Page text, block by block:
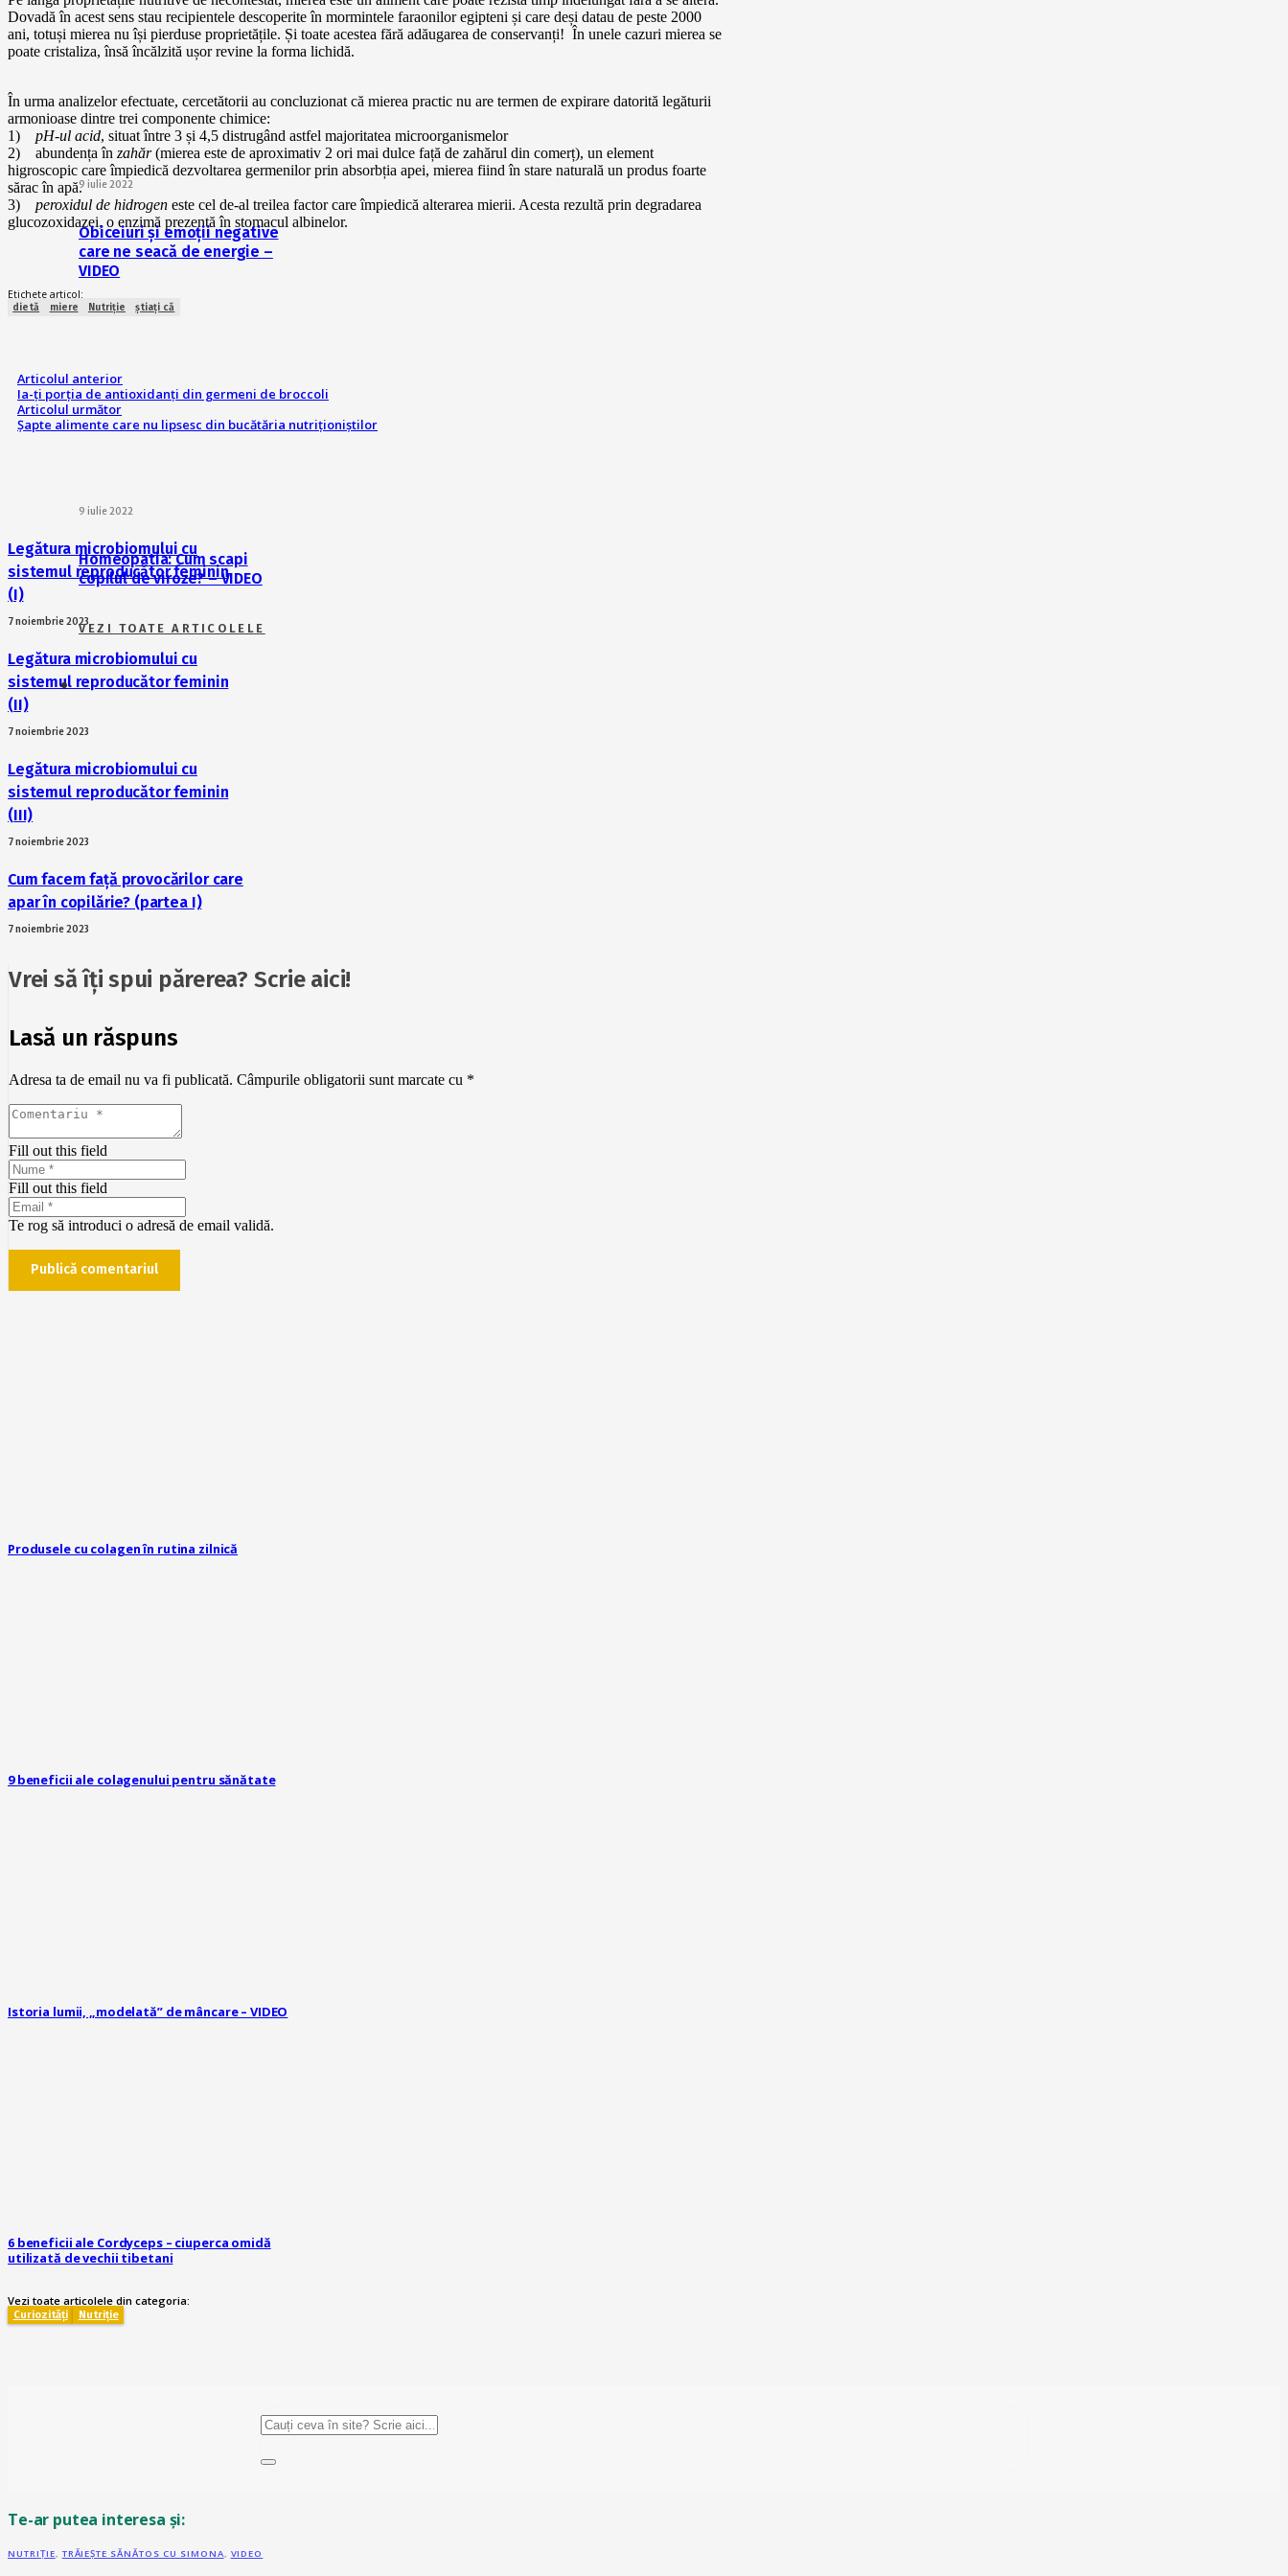
9 iulie 2022
Obiceiuri și emoții negative
care ne seacă de energie –
VIDEO
9 iulie 2022
Homeopatia: Cum scapi
copilul de viroze? – VIDEO
VEZI TOATE ARTICOLELE
Dovadă în acest sens stau recipientele descoperite în mormintele faraonilor egipteni și care deși datau de peste 2000
ani, totuși mierea nu își pierduse proprietățile. Și toate acestea fără adăugarea de conservanți! În unele cazuri mierea se
poate cristaliza, însă încălzită ușor revine la forma lichidă.
În urma analizelor efectuate, cercetătorii au concluzionat că mierea practic nu are termen de expirare datorită legăturii
armonioase dintre trei componente chimice:
1) pH-ul acid, situat între 3 și 4,5 distrugând astfel majoritatea microorganismelor
2) abundența în zahăr(mierea este de aproximativ 2 ori mai dulce față de zahărul din comerț), un element
higroscopic care împiedică dezvoltarea germenilor prin absorbția apei, mierea fiind în stare naturală un produs foarte
sărac în apă.
3) peroxidul de hidrogen este cel de-al treilea factor care împiedică alterarea mierii. Acesta rezultă prin degradarea
glucozoxidazei, o enzimă prezentă în stomacul albinelor.
Etichete articol:
dietă miere Nutriție știați că
Articolul anterior
Ia-ți porția de antioxidanți din germeni de broccoli
Articolul următor
Șapte alimente care nu lipsesc din bucătăria nutriționiștilor
Legătura microbiomului cu
sistemul reproducător feminin
(I)
7 noiembrie 2023
Legătura microbiomului cu
sistemul reproducător feminin
(II)
7 noiembrie 2023
Legătura microbiomului cu
sistemul reproducător feminin
(III)
7 noiembrie 2023
Cum facem față provocărilor care
apar în copilărie? (partea I)
7 noiembrie 2023
Vrei să îți spui părerea? Scrie aici!
Lasă un răspuns
Adresa ta de email nu va fi publicată. Câmpurile obligatorii sunt marcate cu *
Fill out this field
Fill out this field
Te rog să introduci o adresă de email validă.
Publică comentariul
Produsele cu colagen în rutina zilnică
9 beneficii ale colagenului pentru sănătate
Istoria lumii, „modelată” de mâncare – VIDEO
6 beneficii ale Cordyceps – ciuperca omidă
utilizată de vechii tibetani
Vezi toate articolele din categoria:
Curiozități Nutriție
Te-ar putea interesa și:
NUTRIȚIE, TRĂIEȘTE SĂNĂTOS CU SIMONA, VIDEO